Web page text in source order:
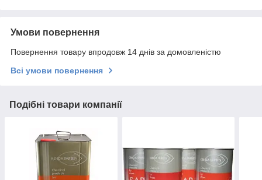
Умови повернення
Повернення товару впродовж 14 днів за домовленістю
Всі умови повернення
Подібні товари компанії